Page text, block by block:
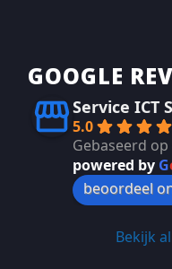
GOOGLE
Service ICT
5.0
Gebaseerd
powered by G
beoordeel
Bekijk